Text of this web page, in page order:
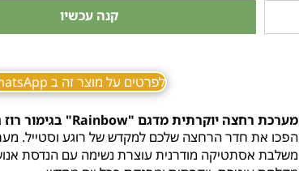
קנה עכשיו
לפרטים על מוצר זה ב WhatsApp
מערכת רחצה יוקרתית מדגם "Rainbow" בגימור רוז גולד מוברש
הפכו את חדר הרחצה שלכם למקדש של רוגע וסטייל.
משלבת אסתטיקה מודרנית עוצרת נשימה עם הנדסת